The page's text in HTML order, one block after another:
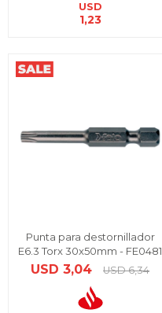
USD
1,23
Punta para destornillador
E6.3 Torx 30x50mm - FE0481
USD 3,04 USD 6,34